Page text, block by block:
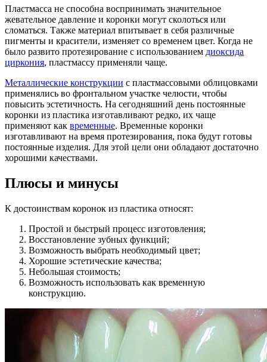
Пластмасса не способна воспринимать значительное
жевательное давление и коронки могут сколоться или
сломаться. Также материал впитывает в себя различные
пигменты и красители, изменяет со временем цвет. Когда не
было развито протезирование с использованием диоксида
циркония, пластмассу применяли чаще.
Металлические конструкции с пластмассовыми облицовками
применялись во фронтальном участке челюсти, чтобы
повысить эстетичность. На сегодняшний день постоянные
коронки из пластика изготавливают редко, их чаще
применяют как временные. Временные коронки
изготавливают на время протезирования, пока будут готовы
постоянные изделия. Для этой цели они обладают достаточно
хорошими качествами.
Плюсы и минусы
К достоинствам коронок из пластика относят:
Простой и быстрый процесс изготовления;
Восстановление зубных функций;
Возможность выбрать необходимый цвет;
Хорошие эстетические качества;
Небольшая стоимость;
Возможность использовать как временную
конструкцию.